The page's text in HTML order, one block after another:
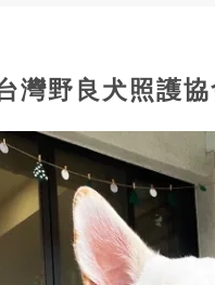
灣野良犬照護協